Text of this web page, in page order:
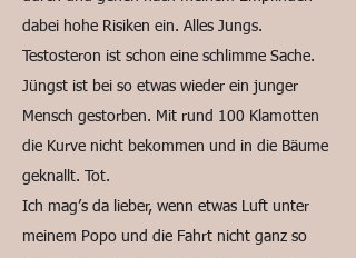
dabei hohe Risiken ein. Alles Jungs.
Testosteron ist schon eine schlimme Sache.
Jüngst ist bei so etwas wieder ein junger
Mensch gestorben. Mit rund 100 Klamotten
die Kurve nicht bekommen und in die Bäume
geknallt. Tot.
Ich mag’s da lieber, wenn etwas Luft unter
meinem Popo und die Fahrt nicht ganz so